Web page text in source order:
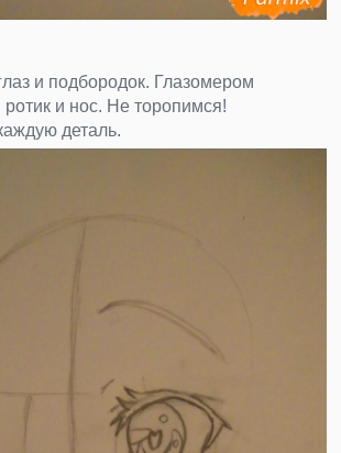
и подбородок. Глазомером
и нос. Не торопимся!
деталь.